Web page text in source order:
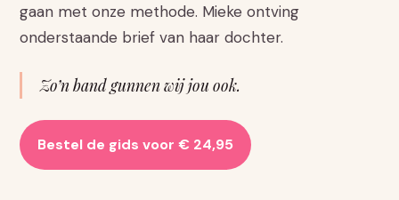
gaan met onze methode. Mieke ontving
onderstaande brief van haar dochter.
Zo’n band gunnen wij jou ook.
Bestel de gids voor € 24,95